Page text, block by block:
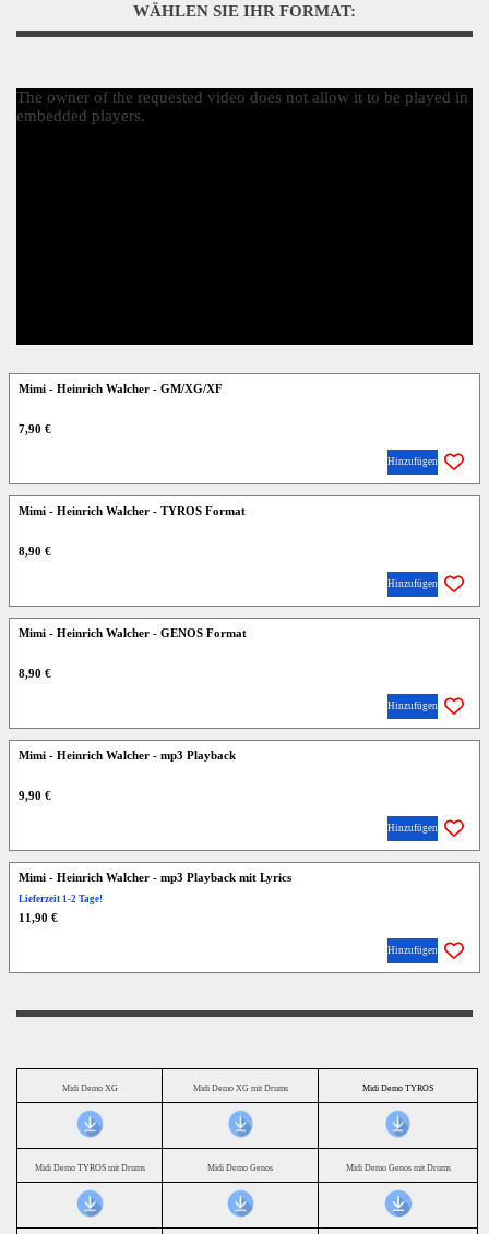
WÄHLEN SIE IHR FORMAT:
The owner of the requested video does not allow it to be played in
embedded players.
Mimi - Heinrich Walcher - GM/XG/XF
7,90 €
Hinzufügen
Mimi - Heinrich Walcher - TYROS Format
8,90 €
Hinzufügen
Mimi - Heinrich Walcher - GENOS Format
8,90 €
Hinzufügen
Mimi - Heinrich Walcher - mp3 Playback
9,90 €
Hinzufügen
Mimi - Heinrich Walcher - mp3 Playback mit Lyrics
Lieferzeit 1-2 Tage!
11,90 €
Hinzufügen
Midi Demo XG Midi Demo XG mit Drums Midi Demo TYROS
Midi Demo TYROS mit Drums Midi Demo Genos Midi Demo Genos mit Drums